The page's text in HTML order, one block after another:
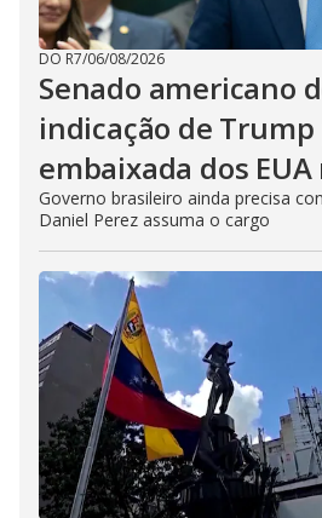
DO R7/06/08/2026
Senado americano
indicação de Trump
embaixada dos
Governo brasileiro ainda precisa
Daniel Perez assuma o cargo